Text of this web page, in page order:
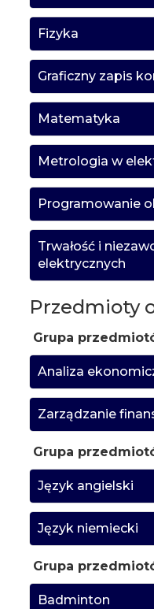
Fizyka
Graficzny zapis
Matematyka
Metrologia w
Programowanie
Trwałość i
elektrycznych
Przedmioty
Grupa
Analiza
Zarządzanie
Grupa
Język angielski
Język niemiecki
Grupa
Badminton